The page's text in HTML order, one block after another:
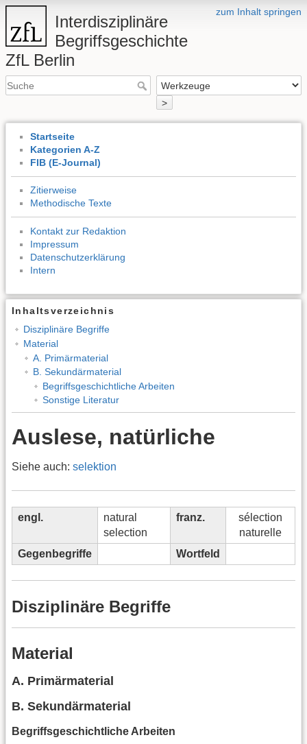
zum Inhalt springen
Interdisziplinäre
Begriffsgeschichte
ZfL Berlin
>
Startseite
Kategorien A-Z
FIB (E-Journal)
Zitierweise
Methodische Texte
Kontakt zur Redaktion
Impressum
Datenschutzerklärung
Intern
Inhaltsverzeichnis
Disziplinäre Begriffe
Material
A. Primärmaterial
B. Sekundärmaterial
Begriffsgeschichtliche Arbeiten
Sonstige Literatur
Auslese, natürliche
Siehe auch: selektion
engl.
natural
selection
franz.
sélection
naturelle
Gegenbegriffe
Wortfeld
Disziplinäre Begriffe
Material
A. Primärmaterial
B. Sekundärmaterial
Begriffsgeschichtliche Arbeiten